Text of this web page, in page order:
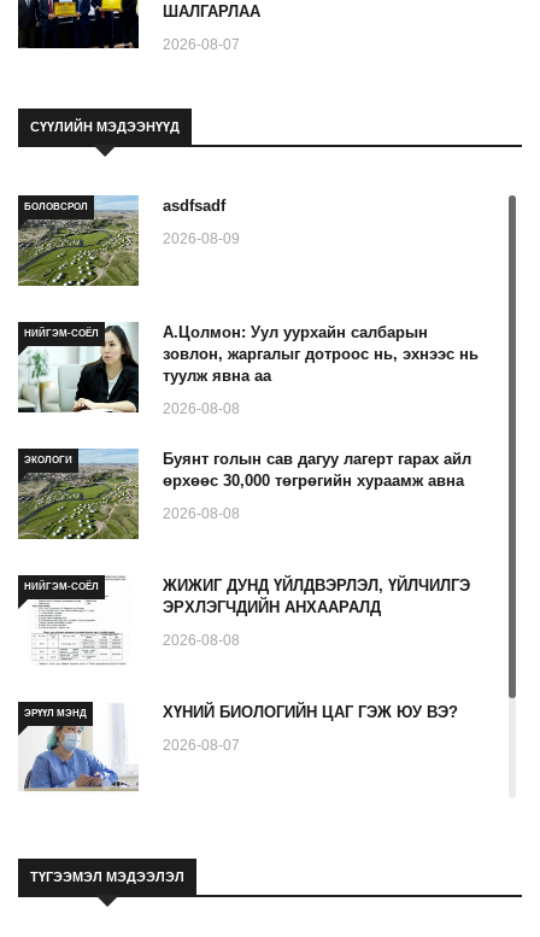
ШАЛГАРЛАА
2026-08-07
СҮҮЛИЙН МЭДЭЭНҮҮД
БОЛОВСРОЛ asdfsadf
2026-08-09
НИЙГЭМ-СОЁЛ
А.Цолмон: Уул уурхайн салбарын
зовлон, жаргалыг дотроос нь, эхнээс нь
туулж явна аа
2026-08-08
ЭКОЛОГИ
Буянт голын сав дагуу лагерт гарах айл
өрхөөс 30,000 төгрөгийн хураамж авна
2026-08-08
НИЙГЭМ-СОЁЛ
ЖИЖИГ ДУНД ҮЙЛДВЭРЛЭЛ, ҮЙЛЧИЛГЭ
ЭРХЛЭГЧДИЙН АНХААРАЛД
2026-08-08
ЭРҮҮЛ МЭНД ХҮНИЙ БИОЛОГИЙН ЦАГ ГЭЖ ЮУ ВЭ?
2026-08-07
юу вэ
2026-08-08
ТҮГЭЭМЭЛ МЭДЭЭЛЭЛ